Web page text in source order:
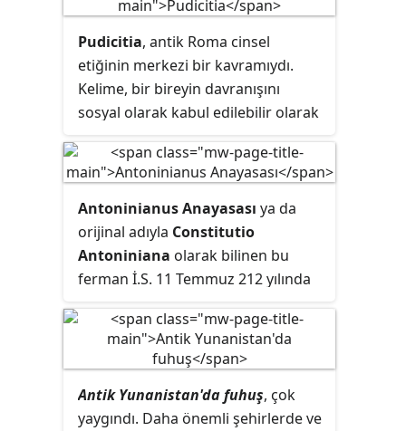
Pudicitia, antik Roma cinsel
etiğinin merkezi bir kavramıydı.
Kelime, bir bireyin davranışını
sosyal olarak kabul edilebilir olarak
kelimeden pudor yaniutanç
duygusundantüremiştir.Pudicitia
çoğunlukla kadınların tanımlayıcı
bir özelliğiydi, ancak eril cinsel
normlara uymayan erkeklerin
dişileştirici küstahlık, cinsel
söyleniyordu. Erdem, Yunanca
karşılığı Aidos olan Roma tanrıçası
Pudicitia tarafından kişileştirildi.
Antoninianus Anayasası ya da
orijinal adıyla Constitutio
Antoniniana olarak bilinen bu
ferman İ.S. 11 Temmuz 212 yılında
tarafından ilan edildi. Bu ferman,
Roma İmparatorluğu'nda bulunan
tüm özgür insanların tam Roma
vatandaşlığını ve tüm özgür
kadınların da Romalı kadınların
Antik Yunanistan'da fuhuş, çok
yaygındı. Daha önemli şehirlerde ve